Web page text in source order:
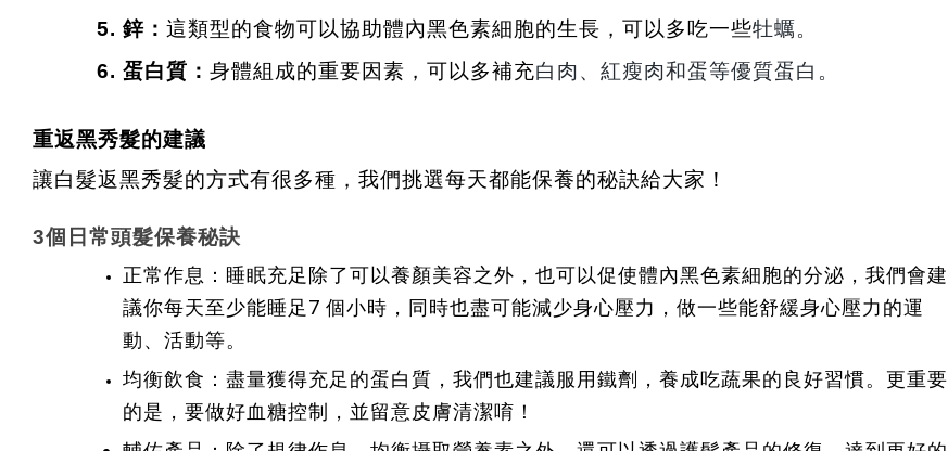
鋅： 這類型的食物可以協助體內黑色素細胞的生長，可以多吃一些牡蠣。
蛋白質： 身體組成的重要因素，可以多補充白肉、紅瘦肉和蛋等優質蛋白。
重返黑秀髮的建議
讓白髮返黑秀髮的方式有很多種，我們挑選每天都能保養的秘訣給大家！
3個日常頭髮保養秘訣
正常作息：睡眠充足除了可以養顏美容之外，也可以促使體內黑色素細胞的分泌，我們會建
議你每天至少能睡足7 個小時，同時也盡可能減少身心壓力，做一些能舒緩身心壓力的運
動、活動等。
均衡飲食：盡量獲得充足的蛋白質，我們也建議服用鐵劑，養成吃蔬果的良好習慣。更重要
的是，要做好血糖控制，並留意皮膚清潔唷！